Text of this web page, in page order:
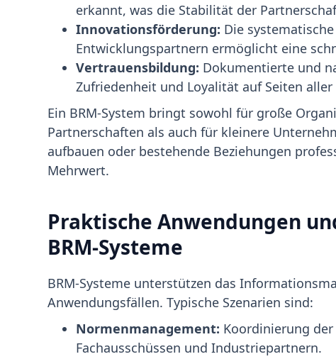
erkannt, was die Stabilität der
Innovationsförderung: Die
Entwicklungspartnern ermöglicht eine
Vertrauensbildung: Dokumentierte und
Zufriedenheit und Loyalität auf Seiten aller
Ein BRM-System bringt sowohl für große
Partnerschaften als auch für kleinere
aufbauen oder bestehende Beziehungen
Mehrwert.
Praktische Anwendungen
BRM-Systeme
BRM-Systeme unterstützen das
Anwendungsfällen. Typische Szenarien sind:
Normenmanagement: Koordinierung
Fachausschüssen und Industriepartnern.